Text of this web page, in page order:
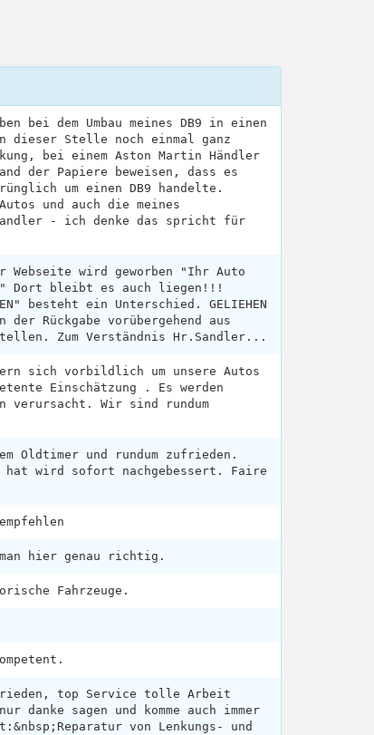
bei dem Umbau meines DB9 in einen
dieser Stelle noch einmal ganz
bei einem Aston Martin Händler
der Papiere beweisen, dass es
um einen DB9 handelte.
und auch die meines
- ich denke das spricht für
wird geworben "Ihr Auto
Dort bleibt es auch liegen!!!
besteht ein Unterschied. GELIEHEN
der Rückgabe vorübergehend aus
Zum Verständnis Hr.Sandler...
sich vorbildlich um unsere Autos
Einschätzung . Es werden
verursacht. Wir sind rundum
Oldtimer und rundum zufrieden.
hat wird sofort nachgebessert. Faire
hier genau richtig.
Fahrzeuge.
top Service tolle Arbeit
danke sagen und komme auch immer
von Lenkungs- und